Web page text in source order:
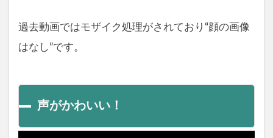
過去動画ではモザイク処理がされており“顔の画像
はなし”です。
声がかわいい！